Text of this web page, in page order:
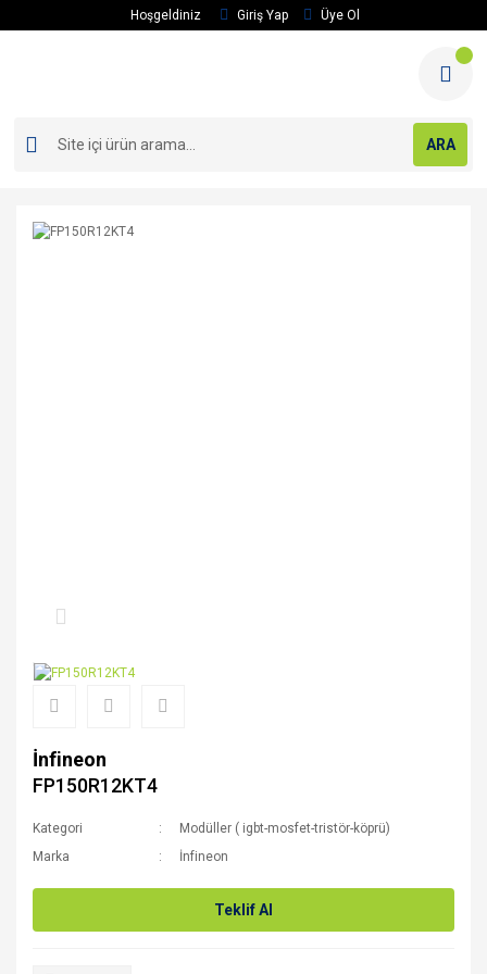
Hoşgeldiniz Giriş Yap Üye Ol
ARA
İnfineon
FP150R12KT4
Kategori
Modüller ( igbt-mosfet-tristör-köprü)
Marka
İnfineon
Teklif Al